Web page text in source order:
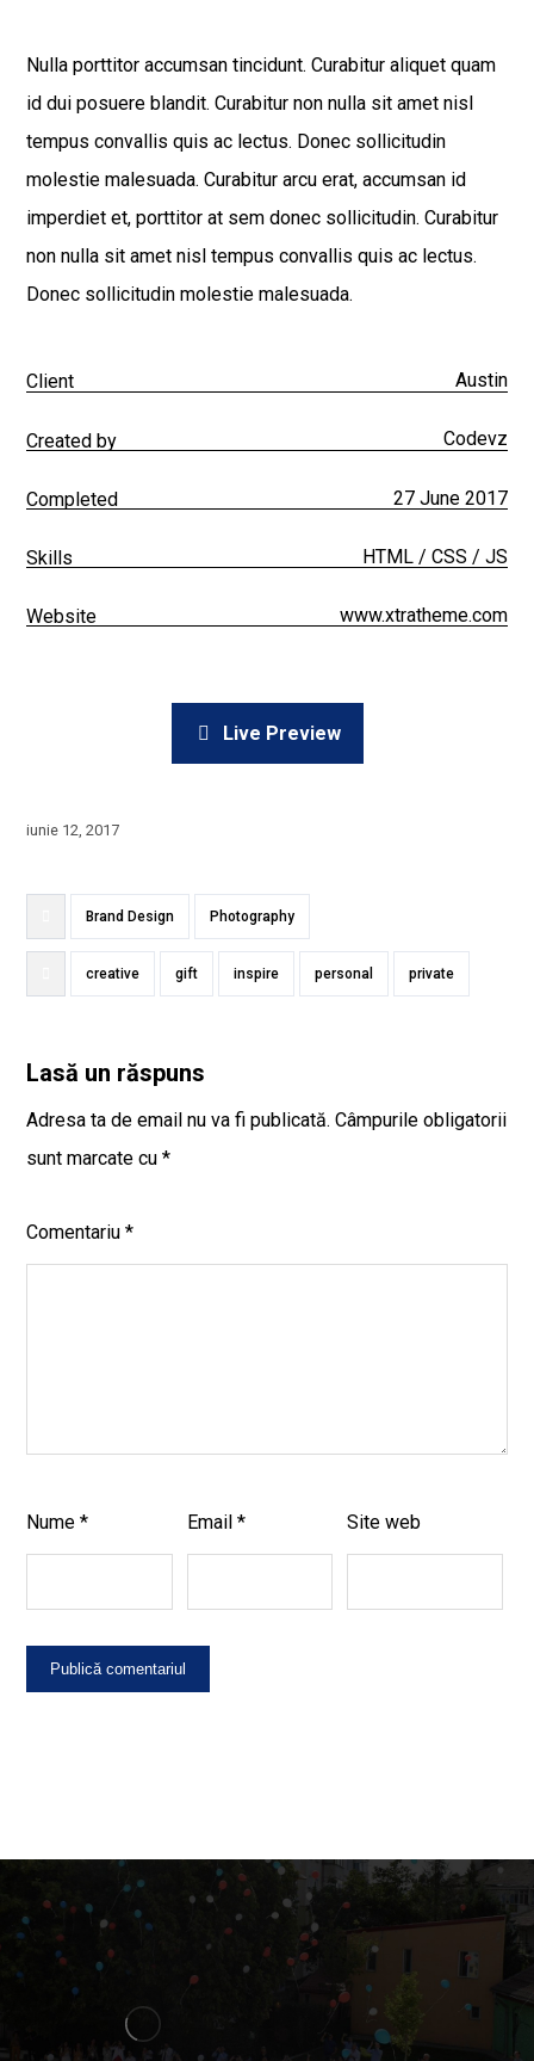
Nulla porttitor accumsan tincidunt. Curabitur aliquet quam
id dui posuere blandit. Curabitur non nulla sit amet nisl
tempus convallis quis ac lectus. Donec sollicitudin
molestie malesuada. Curabitur arcu erat, accumsan id
imperdiet et, porttitor at sem donec sollicitudin. Curabitur
non nulla sit amet nisl tempus convallis quis ac lectus.
Donec sollicitudin molestie malesuada.
Client Austin
Created by Codevz
Completed 27 June 2017
Skills HTML / CSS / JS
Website www.xtratheme.com
Live Preview
iunie 12, 2017
Brand Design Photography
creative gift inspire personal private
Lasă un răspuns
Adresa ta de email nu va fi publicată. Câmpurile obligatorii
sunt marcate cu*
Comentariu*
Nume* Email * Site web
Publică comentariul